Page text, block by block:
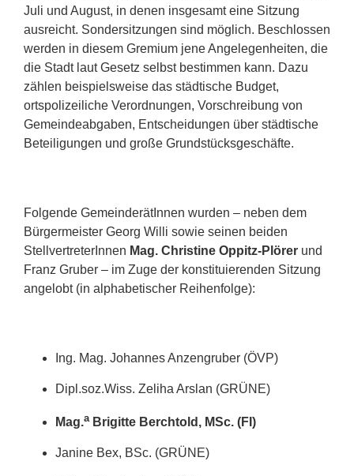
Juli und August, in denen insgesamt eine Sitzung
ausreicht. Sondersitzungen sind möglich. Beschlossen
werden in diesem Gremium jene Angelegenheiten, die
die Stadt laut Gesetz selbst bestimmen kann. Dazu
zählen beispielsweise das städtische Budget,
ortspolizeiliche Verordnungen, Vorschreibung von
Gemeindeabgaben, Entscheidungen über städtische
Beteiligungen und große Grundstücksgeschäfte.
Folgende GemeinderätInnen wurden – neben dem
Bürgermeister Georg Willi sowie seinen beiden
StellvertreterInnen Mag. Christine Oppitz-Plörer und
Franz Gruber – im Zuge der konstituierenden Sitzung
angelobt (in alphabetischer Reihenfolge):
Ing. Mag. Johannes Anzengruber (ÖVP)
Dipl.soz.Wiss. Zeliha Arslan (GRÜNE)
Mag.aBrigitte Berchtold, MSc. (FI)
Janine Bex, BSc. (GRÜNE)